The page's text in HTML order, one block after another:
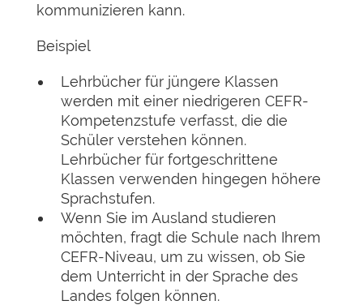
kommunizieren kann.
Beispiel
Lehrbücher für jüngere Klassen
werden mit einer niedrigeren CEFR-
Kompetenzstufe verfasst, die die
Schüler verstehen können.
Lehrbücher für fortgeschrittene
Klassen verwenden hingegen höhere
Sprachstufen.
Wenn Sie im Ausland studieren
möchten, fragt die Schule nach Ihrem
CEFR-Niveau, um zu wissen, ob Sie
dem Unterricht in der Sprache des
Landes folgen können.